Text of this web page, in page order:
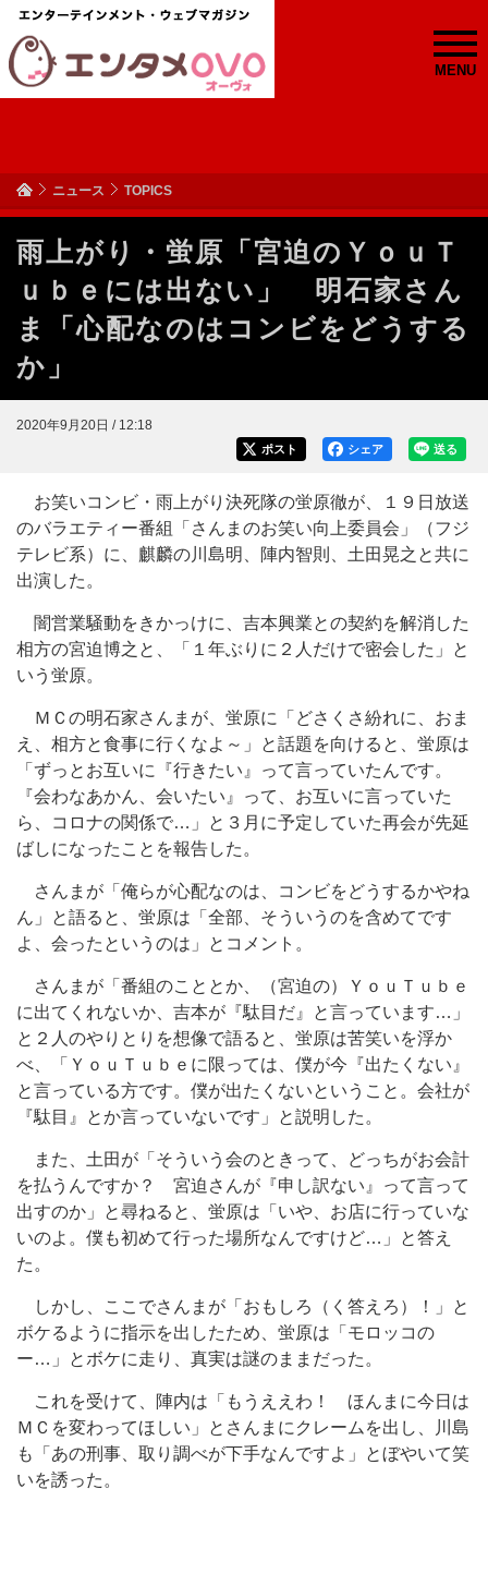
MENU
ニュース TOPICS
雨上がり・蛍原「宮迫のＹｏｕＴ
ｕｂｅには出ない」 明石家さん
ま「心配なのはコンビをどうする
か」
2020年9月20日 / 12:18
送る
シェア
ポスト
お笑いコンビ・雨上がり決死隊の蛍原徹が、１９日放送
のバラエティー番組「さんまのお笑い向上委員会」（フジ
テレビ系）に、麒麟の川島明、陣内智則、土田晃之と共に
出演した。
闇営業騒動をきかっけに、吉本興業との契約を解消した
相方の宮迫博之と、「１年ぶりに２人だけで密会した」と
いう蛍原。
ＭＣの明石家さんまが、蛍原に「どさくさ紛れに、おま
え、相方と食事に行くなよ～」と話題を向けると、蛍原は
「ずっとお互いに『行きたい』って言っていたんです。
『会わなあかん、会いたい』って、お互いに言っていた
ら、コロナの関係で…」と３月に予定していた再会が先延
ばしになったことを報告した。
さんまが「俺らが心配なのは、コンビをどうするかやね
ん」と語ると、蛍原は「全部、そういうのを含めてです
よ、会ったというのは」とコメント。
さんまが「番組のこととか、（宮迫の）ＹｏｕＴｕｂｅ
に出てくれないか、吉本が『駄目だ』と言っています…」
と２人のやりとりを想像で語ると、蛍原は苦笑いを浮か
べ、「ＹｏｕＴｕｂｅに限っては、僕が今『出たくない』
と言っている方です。僕が出たくないということ。会社が
『駄目』とか言っていないです」と説明した。
また、土田が「そういう会のときって、どっちがお会計
を払うんですか？ 宮迫さんが『申し訳ない』って言って
出すのか」と尋ねると、蛍原は「いや、お店に行っていな
いのよ。僕も初めて行った場所なんですけど…」と答え
た。
しかし、ここでさんまが「おもしろ（く答えろ）！」と
ボケるように指示を出したため、蛍原は「モロッコの
ー…」とボケに走り、真実は謎のままだった。
これを受けて、陣内は「もうええわ！ ほんまに今日は
ＭＣを変わってほしい」とさんまにクレームを出し、川島
も「あの刑事、取り調べが下手なんですよ」とぼやいて笑
いを誘った。